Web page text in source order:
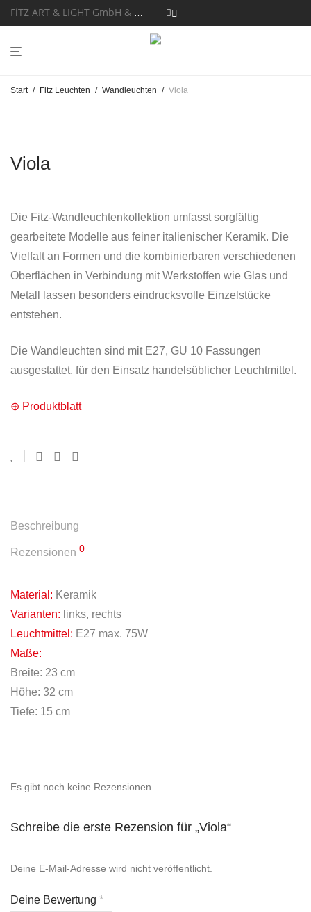
FiTZ ART & LIGHT GmbH & Co. KG
Start / Fitz Leuchten / Wandleuchten / Viola
Viola
Die Fitz-Wandleuchtenkollektion umfasst sorgfältig
gearbeitete Modelle aus feiner italienischer Keramik. Die
Vielfalt an Formen und die kombinierbaren verschiedenen
Oberflächen in Verbindung mit Werkstoffen wie Glas und
Metall lassen besonders eindrucksvolle Einzelstücke
entstehen.
Die Wandleuchten sind mit E27, GU 10 Fassungen
ausgestattet, für den Einsatz handelsüblicher Leuchtmittel.
⊕ Produktblatt
Beschreibung
Rezensionen 0
Material: Keramik
Varianten: links, rechts
Leuchtmittel: E27 max. 75W
Maße:
Breite: 23 cm
Höhe: 32 cm
Tiefe: 15 cm
Es gibt noch keine Rezensionen.
Schreibe die erste Rezension für „Viola“
Deine E-Mail-Adresse wird nicht veröffentlicht.
Deine Bewertung *